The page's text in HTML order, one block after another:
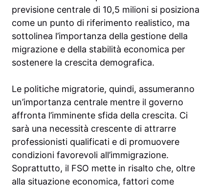
previsione centrale di 10,5 milioni si posiziona
come un punto di riferimento realistico, ma
sottolinea l’importanza della gestione della
migrazione e della stabilità economica per
sostenere la crescita demografica.
Le politiche migratorie, quindi, assumeranno
un’importanza centrale mentre il governo
affronta l’imminente sfida della crescita. Ci
sarà una necessità crescente di attrarre
professionisti qualificati e di promuovere
condizioni favorevoli all’immigrazione.
Soprattutto, il FSO mette in risalto che, oltre
alla situazione economica, fattori come